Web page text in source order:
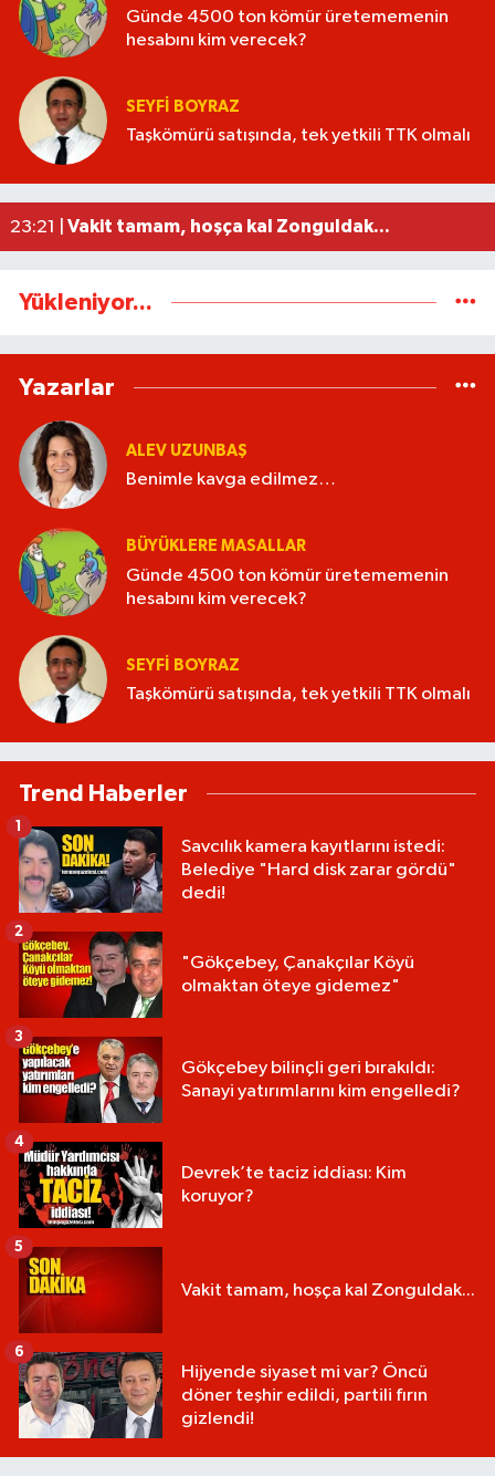
Günde 4500 ton kömür üretememenin
hesabını kim verecek?
SEYFI BOYRAZ
Taşkömürü satışında, tek yetkili TTK olmalı
13:24 |Ulaşım Kartı uyarısı: Dolum saatlerine dikkat!
10:38 |Yeni Parti, Zonguldak'ta örgütlendi
10:34 |Merve Arslan, ilçe başkanı olarak atandı
23:21 |Vakit tamam, hoşça kal Zonguldak...
13:28 | Zonguldak'ta 30 yıllık polis memuruna veda
Yükleniyor...
Yazarlar
ALEV UZUNBAŞ
Benimle kavga edilmez…
BÜYÜKLERE MASALLAR
Günde 4500 ton kömür üretememenin
hesabını kim verecek?
SEYFI BOYRAZ
Taşkömürü satışında, tek yetkili TTK olmalı
Trend Haberler
Savcılık kamera kayıtlarını istedi:
Belediye "Hard disk zarar gördü"
dedi!
1
"Gökçebey, Çanakçılar Köyü
olmaktan öteye gidemez"
2
Gökçebey bilinçli geri bırakıldı:
Sanayi yatırımlarını kim engelledi?
3
Devrek’te taciz iddiası: Kim
koruyor?
4
Vakit tamam, hoşça kal Zonguldak...
5
Hijyende siyaset mi var? Öncü
döner teşhir edildi, partili fırın
gizlendi!
6